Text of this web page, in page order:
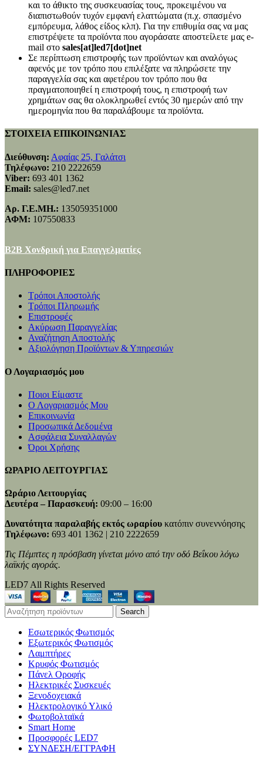
και το άθικτο της συσκευασίας τους, προκειμένου να
διαπιστωθούν τυχόν εμφανή ελαττώματα (π.χ. σπασμένο
εμπόρευμα, λάθος είδος κλπ). Για την επιθυμία σας να μας
επιστρέψετε τα προϊόντα που αγοράσατε αποστείλετε μας e-
mail στο sales[at]led7[dot]net
Σε περίπτωση επιστροφής των προϊόντων και αναλόγως
αφενός με τον τρόπο που επιλέξατε να πληρώσετε την
παραγγελία σας και αφετέρου τον τρόπο που θα
πραγματοποιηθεί η επιστροφή τους, η επιστροφή των
χρημάτων σας θα ολοκληρωθεί εντός 30 ημερών από την
ημερομηνία που θα παραλάβουμε τα προϊόντα.
ΣΤΟΙΧΕΙΑ ΕΠΙΚΟΙΝΩΝΙΑΣ
Διεύθυνση: Αφαίας 25, Γαλάτσι
Τηλέφωνο: 210 2222659
Viber: 693 401 1362
Email: sales@led7.net
Αρ. Γ.Ε.ΜΗ.: 135059351000
ΑΦΜ: 107550833
B2B Χονδρική για Επαγγελματίες
ΠΛΗΡΟΦΟΡΙΕΣ
Τρόποι Αποστολής
Τρόποι Πληρωμής
Επιστροφές
Ακύρωση Παραγγελίας
Αναζήτηση Αποστολής
Αξιολόγηση Προϊόντων & Υπηρεσιών
Ο Λογαριασμός μου
Ποιοι Είμαστε
Ο Λογαριασμός Μου
Επικοινωνία
Προσωπικά Δεδομένα
Ασφάλεια Συναλλαγών
Όροι Χρήσης
ΩΡΑΡΙΟ ΛΕΙΤΟΥΡΓΙΑΣ
Ωράριο Λειτουργίας
Δευτέρα – Παρασκευή: 09:00 – 16:00
Δυνατότητα παραλαβής εκτός ωραρίου κατόπιν συνεννόησης
Τηλέφωνο: 693 401 1362 | 210 2222659
Τις Πέμπτες η πρόσβαση γίνεται μόνο από την οδό Βεΐκου λόγω
λαϊκής αγοράς.
LED7 All Rights Reserved
Search
Εσωτερικός Φωτισμός
Εξωτερικός Φωτισμός
Λαμπτήρες
Κρυφός Φωτισμός
Πάνελ Οροφής
Ηλεκτρικές Συσκευές
Ξενοδοχειακά
Ηλεκτρολογικό Υλικό
Φωτοβολταϊκά
Smart Home
Προσφορές LED7
ΣΥΝΔΕΣΗ/ΕΓΓΡΑΦΗ